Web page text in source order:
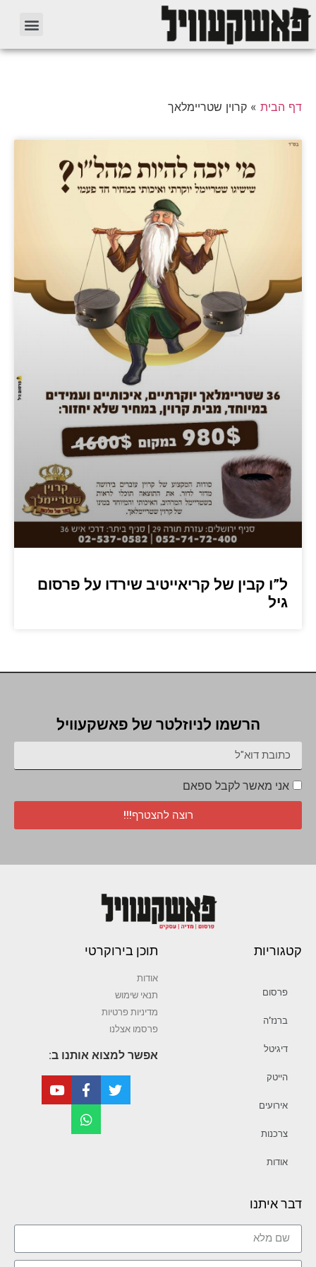
דף הבית » קרוין שטריימלאך
ל”ו קבין של קריאייטיב שירדו על פרסום
גיל
הרשמו לניוזלטר של פאשקעוויל
אני מאשר לקבל ספאם
רוצה להצטרף!!!
קטגוריות
פרסום
ברנז’ה
דיגיטל
הייטק
אירועים
צרכנות
אודות
תוכן בירוקרטי
אודות
תנאי שימוש
מדיניות פרטיות
פרסמו אצלנו
אפשר למצוא אותנו ב:
דבר איתנו